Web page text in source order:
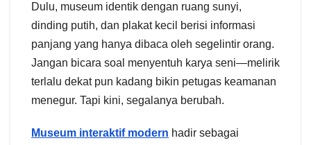
Dulu, museum identik dengan ruang sunyi,
dinding putih, dan plakat kecil berisi informasi
panjang yang hanya dibaca oleh segelintir orang.
Jangan bicara soal menyentuh karya seni—melirik
terlalu dekat pun kadang bikin petugas keamanan
menegur. Tapi kini, segalanya berubah.
Museum interaktif modern hadir sebagai